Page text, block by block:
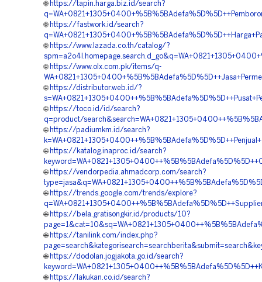
🌐 https://tapin.harga.biz.id/search?
🌐 https://fastwork.id/search?
🌐 https://www.lazada.co.th/catalog/?
🌐 https://www.olx.com.pk/items/q-
🌐 https://distributor.web.id/?
🌐 https://toco.id/id/search?
q=product/
🌐 https://padiumkm.id/search?
🌐 https://katalog.inaproc.id/search?
🌐 https://vendorpedia.ahmadcorp.com/search?
🌐 https://trends.google.com/trends/explore?
🌐 https://bela.gratisongkir.id/products/10?
🌐 https://tanilink.com/index.php?
🌐 https://dodolan.jogjakota.go.id/search?
🌐 https://lakukan.co.id/search?